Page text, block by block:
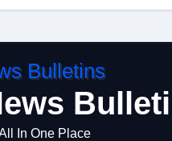
Prakash Kaur
In One Place